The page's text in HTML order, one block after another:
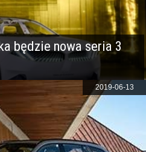
będzie nowa seria 3
2019-06-13